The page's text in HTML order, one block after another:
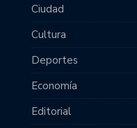
Ciudad
Cultura
Deportes
Economía
Editorial